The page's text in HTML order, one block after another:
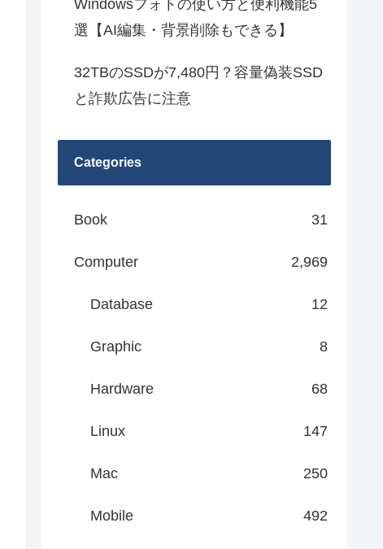
Windowsフォトの使い方と便利機能5
選【AI編集・背景削除もできる】
32TBのSSDが7,480円？容量偽装SSD
と詐欺広告に注意
Categories
Book 31
Computer 2,969
Database 12
Graphic 8
Hardware 68
Linux 147
Mac 250
Mobile 492